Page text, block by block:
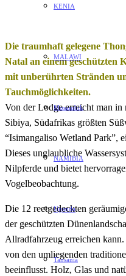
KENIA
MALAWI
Mosambik
NAMIBIA
Uganda
Tansania
Die traumhaft gelegene
Natal an einem geschützten
mit unberührten Stränden
Tauchmöglichkeiten.
Von der Lodge erreicht man
Sibiya, Südafrikas größten
“Isimangaliso Wetland Park”,
Dieses unglaubliche
Nilpferde und bietet
Vogelbeobachtung.
Die 12 reetgedeckten
der geschützten
Allradfahrzeug erreichen
von den umliegenden
beeinflusst. Holz, Glas und